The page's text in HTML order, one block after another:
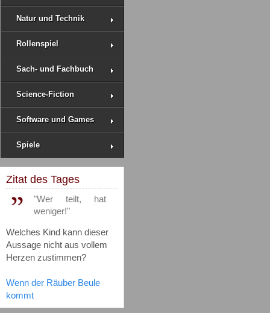
Natur und Technik
Rollenspiel
Sach- und Fachbuch
Science-Fiction
Software und Games
Spiele
Zitat des Tages
"Wer teilt, hat
weniger!"
Welches Kind kann dieser
Aussage nicht aus vollem
Herzen zustimmen?
Wenn der Räuber Beule
kommt